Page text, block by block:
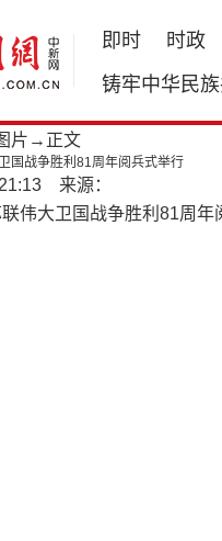
即时 时政
铸牢中华民
片 →正文
国战争胜利81周年阅兵式举行
来源：